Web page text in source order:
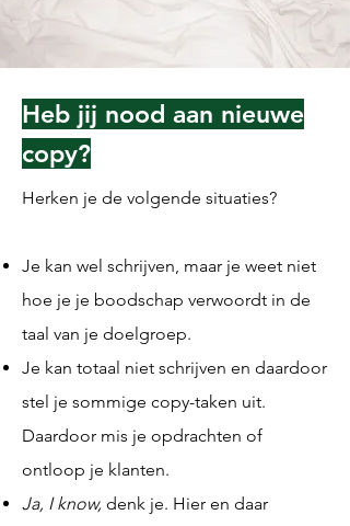
Heb jij nood aan nieuwe
copy?
Herken je de volgende situaties?
Je kan wel schrijven, maar je weet niet
hoe je je boodschap verwoordt in de
taal van je doelgroep.
Je kan totaal niet schrijven en daardoor
stel je sommige copy-taken uit.
Daardoor mis je opdrachten of
ontloop je klanten.
Ja, I know, denk je. Hier en daar